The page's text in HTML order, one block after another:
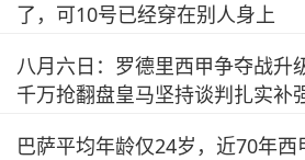
了，可10号已经穿在别人身上
八月六日：罗德里西甲争夺战升
千万抢翻盘皇马坚持谈判扎实补
巴萨平均年龄仅24岁，近70年西